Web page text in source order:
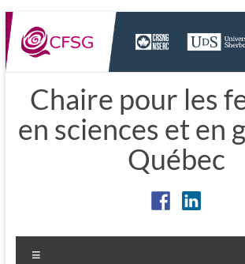
Aller
au
contenu
Chaire pour les
en sciences et en
Québec